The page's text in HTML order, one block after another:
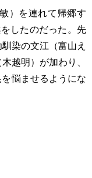
）を連れて帰郷す
したのだった。先
染の文江（富山え
越明）が加わり、
悩ませるようにな